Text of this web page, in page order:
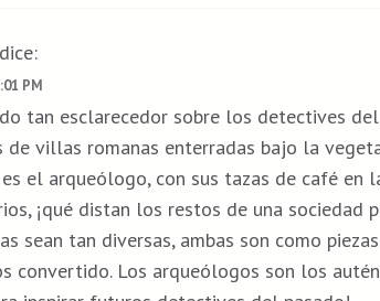
dice:
PM
tan esclarecedor sobre los detectives
de villas romanas enterradas bajo la
el arqueólogo, con sus tazas de café en
¡qué distan los restos de una
sean tan diversas, ambas son como
convertido. Los arqueólogos son los